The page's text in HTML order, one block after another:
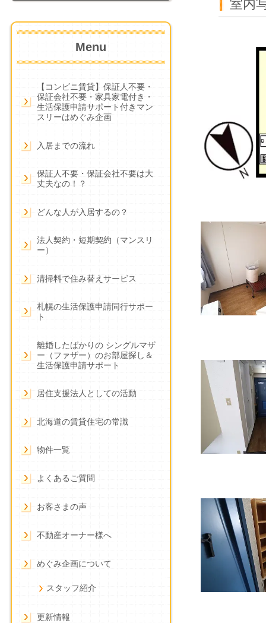
室内
Menu
【コンビニ賃貸】保証人不要・
保証会社不要・家具家電付き・
生活保護申請サポート付きマン
スリーはめぐみ企画
入居までの流れ
保証人不要・保証会社不要は大
丈夫なの！？
どんな人が入居するの？
法人契約・短期契約（マンスリ
ー）
清掃料で住み替えサービス
札幌の生活保護申請同行サポー
ト
離婚したばかりの シングルマザ
ー（ファザー）のお部屋探し＆
生活保護申請サポート
居住支援法人としての活動
北海道の賃貸住宅の常識
物件一覧
よくあるご質問
お客さまの声
不動産オーナー様へ
めぐみ企画について
スタッフ紹介
更新情報